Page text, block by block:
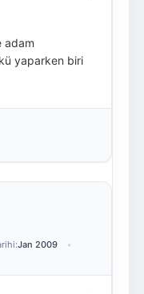
adam
yaparken biri
Jan 2009